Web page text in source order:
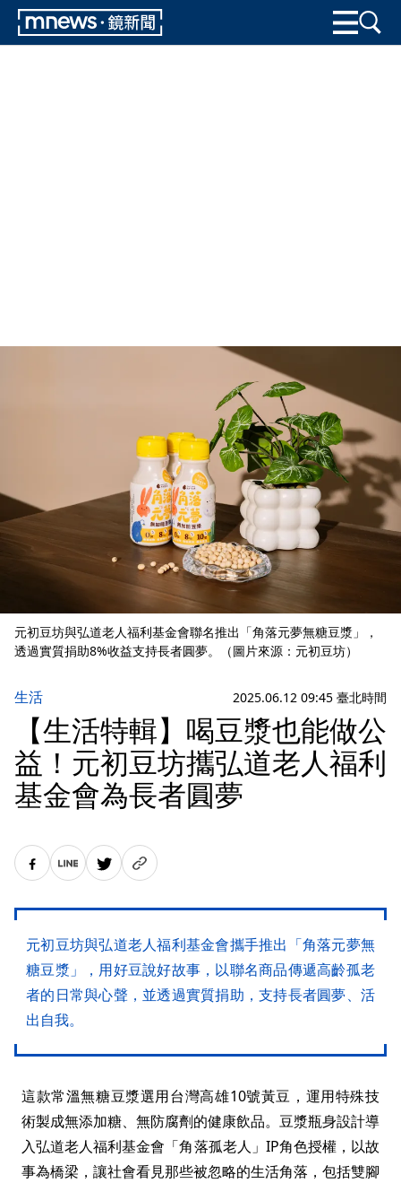
元初豆坊與弘道老人福利基金會聯名推出「角落元夢無糖豆漿」，
透過實質捐助8%收益支持長者圓夢。（圖片來源：元初豆坊）
生活 2025.06.12 09:45 臺北時間
【生活特輯】喝豆漿也能做公
益！元初豆坊攜弘道老人福利
基金會為長者圓夢
元初豆坊與弘道老人福利基金會攜手推出「角落元夢無
糖豆漿」，用好豆說好故事，以聯名商品傳遞高齡孤老
者的日常與心聲，並透過實質捐助，支持長者圓夢、活
出自我。
這款常溫無糖豆漿選用台灣高雄10號黃豆，運用特殊技
術製成無添加糖、無防腐劑的健康飲品。豆漿瓶身設計導
入弘道老人福利基金會「角落孤老人」IP角色授權，以故
事為橋梁，讓社會看見那些被忽略的生活角落，包括雙腳